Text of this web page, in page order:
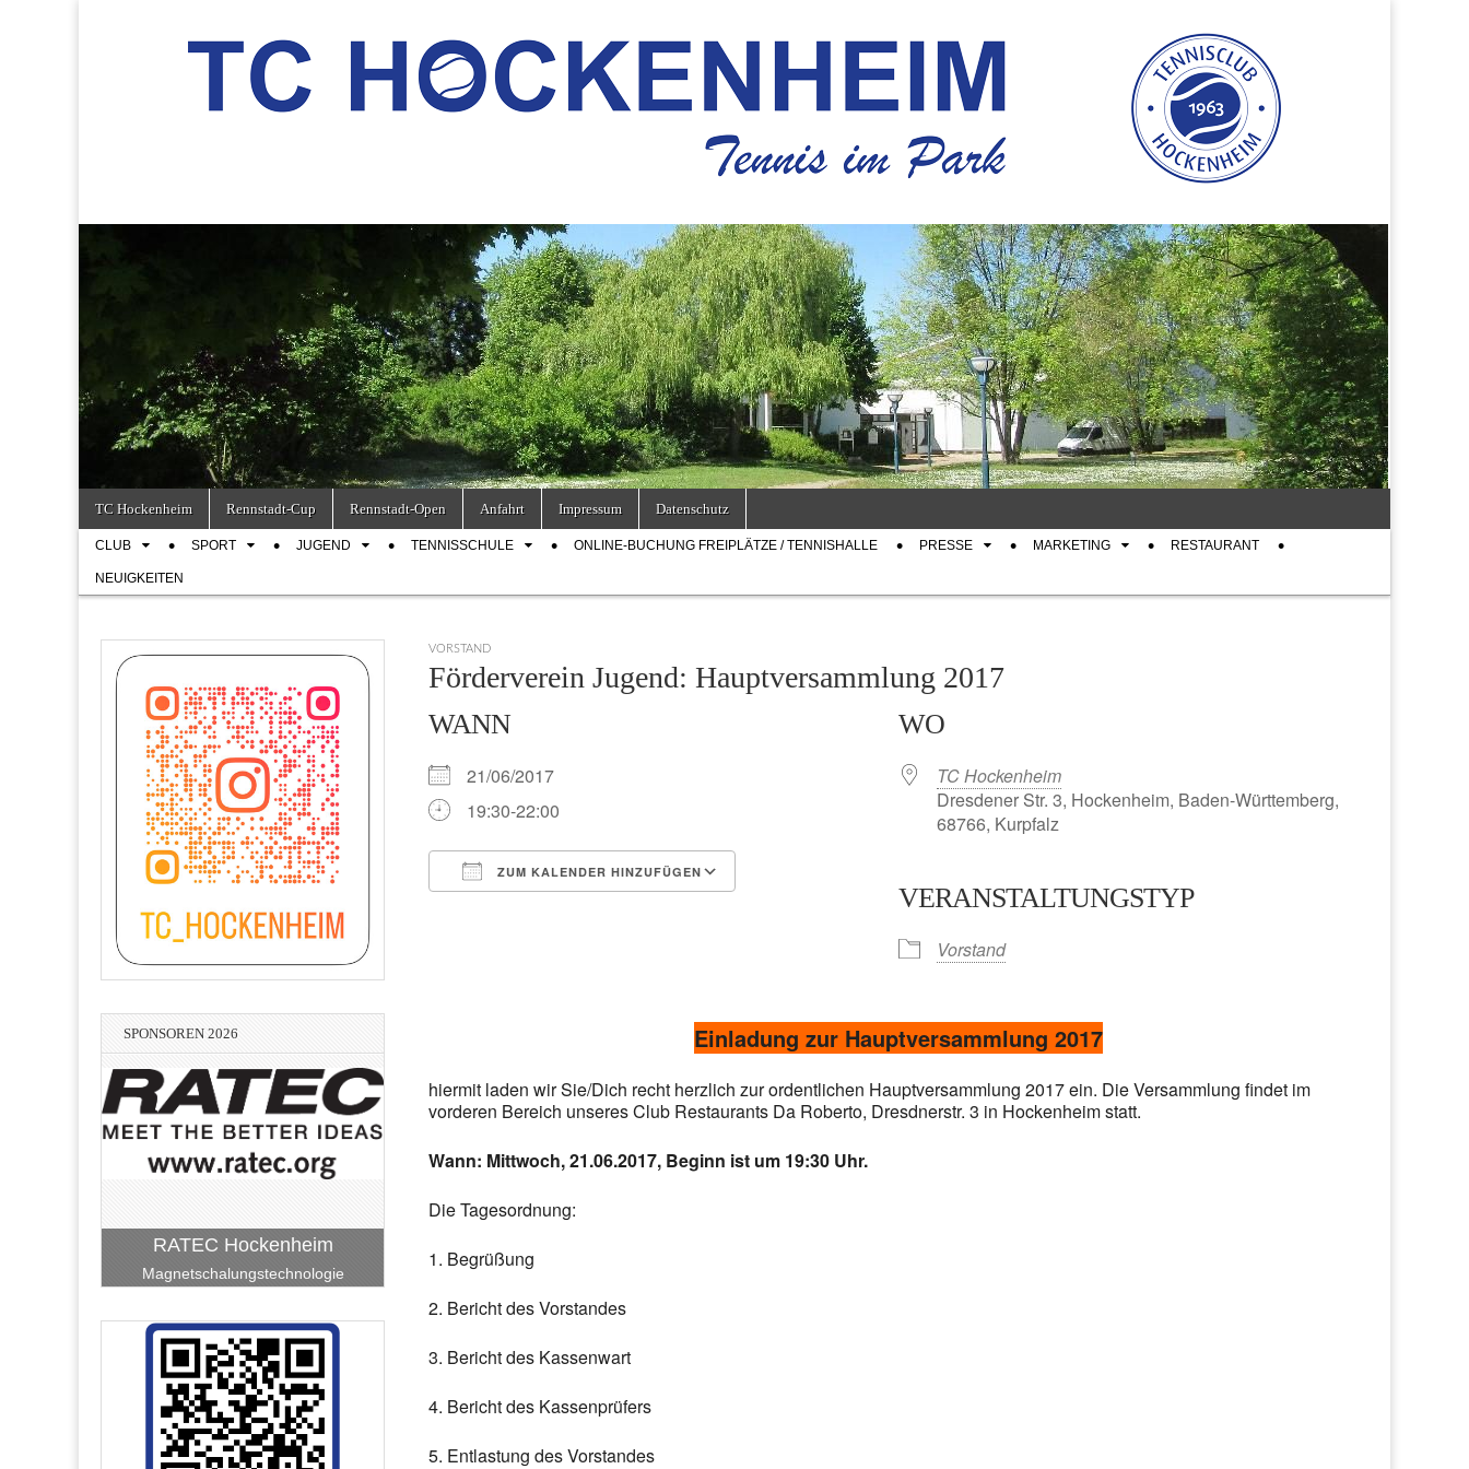
TC Hockenheim
Main
menu
content
TC Hockenheim Rennstadt-Cup Rennstadt-Open Anfahrt Impressum Datenschutz
SubCLUB SPORT JUGEND TENNISSCHULE ONLINE-BUCHUNG FREIPLÄTZE / TENNISHALLE PRESSE MARKETING RESTAURANT
NEUIGKEITEN
VORSTAND
Förderverein Jugend: Hauptversammlung 2017
WANN
21/06/2017
19:30-22:00
ZUM KALENDER HINZUFÜGEN
iCalendar
WO
TC Hockenheim
Dresdener Str. 3, Hockenheim, Baden-Württemberg,
68766, Kurpfalz
VERANSTALTUNGSTYP
Vorstand
Einladung zur Hauptversammlung 2017
hiermit laden wir Sie/Dich recht herzlich zur ordentlichen Hauptversammlung 2017 ein. Die Versammlung findet im
vorderen Bereich unseres Club Restaurants Da Roberto, Dresdnerstr. 3 in Hockenheim statt.
Wann: Mittwoch, 21.06.2017, Beginn ist um 19:30 Uhr.
Die Tagesordnung:
1. Begrüßung
2. Bericht des Vorstandes
3. Bericht des Kassenwart
4. Bericht des Kassenprüfers
5. Entlastung des Vorstandes
SPONSOREN 2026
Bach-Bellm-Heidrich-Becker
Hockenheim
BauART Hockenheim
Lean-Consulting - Hans-Peter
Haffner e. Kfm.
RATEC Hockenheim
Magnetschalungstechnologie
Stadtwerke Hockenheim
Vereinigte VR Bank Kur- und
Rheinpfalz eG